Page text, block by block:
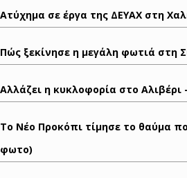
Ατύχημα σε έργα της ΔΕΥΑΧ στη
Πώς ξεκίνησε η μεγάλη φωτιά στη
Αλλάζει η κυκλοφορία στο Αλιβέρι
Το Νέο Προκόπι τίμησε το θαύμα
φωτο)